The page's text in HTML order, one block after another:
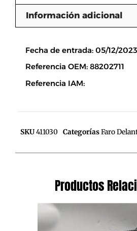
Información adicional
Fecha de entrada: 05/12/2023
Referencia OEM: 88202711
Referencia IAM:
SKU411030 CategoríasFaro
Productos